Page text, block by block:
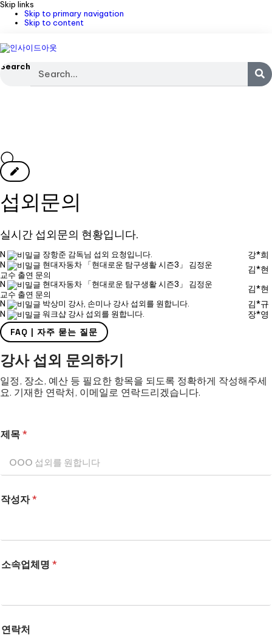
Skip links
Skip to primary navigation
Skip to content
Search
섭외문의
실시간 섭외문의 현황입니다.
N 장항준 감독님 섭외 요청입니다. 강*희
N
현대자동차 「현대로운 탐구생활 시즌3」 김정운
교수 출연 문의
김*현
N
현대자동차 「현대로운 탐구생활 시즌3」 김정운
교수 출연 문의
김*현
N 박상미 강사, 손미나 강사 섭외를 원합니다. 김*규
N 워크샵 강사 섭외를 원합니다.
장*영
FAQ | 자주 묻는 질문
강사 섭외 문의하기
일정, 장소, 예산 등 필요한 항목을 되도록 정확하게 작성해주세
요. 기재한 연락처, 이메일로 연락드리겠습니다.
제목 *
작성자*
소속업체명 *
연락처